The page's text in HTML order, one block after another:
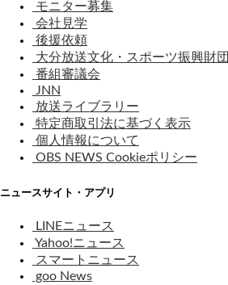
モニター募集
会社見学
後援依頼
大分放送文化・スポーツ振興財団
番組審議会
JNN
放送ライブラリー
特定商取引法に基づく表示
個人情報について
OBS NEWS Cookieポリシー
ニュースサイト・アプリ
LINEニュース
Yahoo!ニュース
スマートニュース
goo News